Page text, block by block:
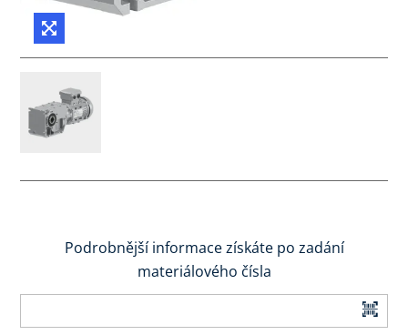
Podrobnější informace získáte po zadání
materiálového čísla